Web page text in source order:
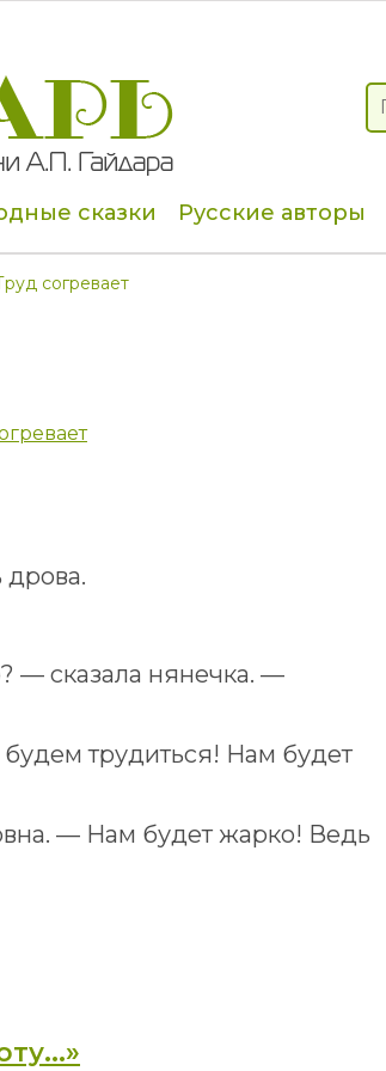
сказки Русские авторы
согревает
— сказала нянечка. —
трудиться! Нам будет
— Нам будет жарко! Ведь